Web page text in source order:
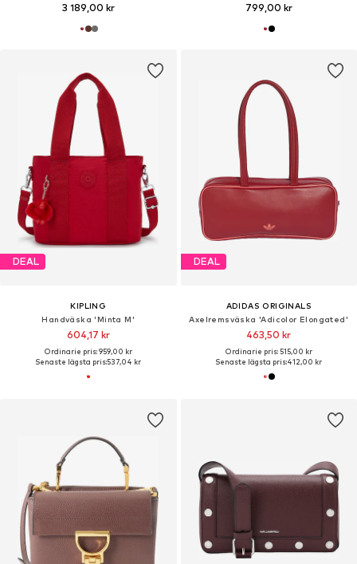
3 189,00 kr 799,00 kr
DEAL
KIPLING
Handväska 'Minta M'
604,17 kr
Ordinarie pris: 959,00 kr
Senaste lägsta pris:537,04 kr
DEAL
ADIDAS ORIGINALS
Axelremsväska 'Adicolor Elongated'
463,50 kr
Ordinarie pris: 515,00 kr
Senaste lägsta pris:412,00 kr